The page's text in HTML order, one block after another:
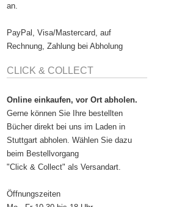
an.
PayPal, Visa/Mastercard, auf
Rechnung, Zahlung bei Abholung
CLICK & COLLECT
Online einkaufen, vor Ort abholen.
Gerne können Sie Ihre bestellten
Bücher direkt bei uns im Laden in
Stuttgart abholen. Wählen Sie dazu
beim Bestellvorgang
"Click & Collect" als Versandart.
Öffnungszeiten